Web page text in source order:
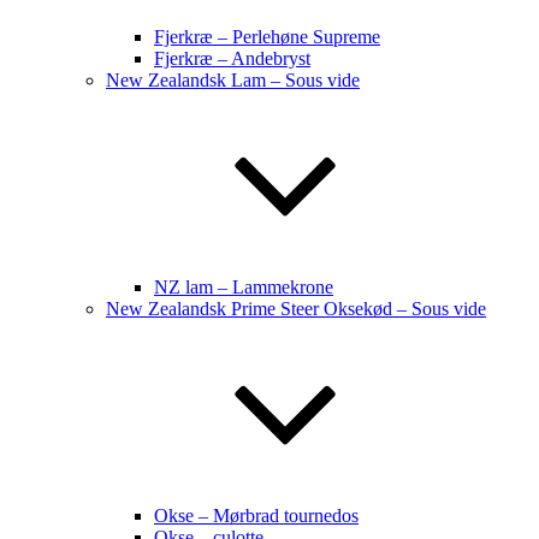
Fjerkræ – Perlehøne Supreme
Fjerkræ – Andebryst
New Zealandsk Lam – Sous vide
NZ lam – Lammekrone
New Zealandsk Prime Steer Oksekød – Sous vide
Okse – Mørbrad tournedos